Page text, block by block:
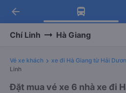
Tải app Vexere
Nhận ưu đãi thành
Tải app Vexere
-30k/ghế khi đặt vé
arrow_back
Chí Linh Hà Giang
Vé xe khách xe đi Hà Giang từ Hải
Linh
Đặt mua vé xe 6 nhà xe đi